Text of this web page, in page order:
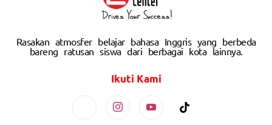
Rasakan atmosfer belajar bahasa Inggris yang berbeda
bareng ratusan siswa dari berbagai kota lainnya.
Ikuti Kami